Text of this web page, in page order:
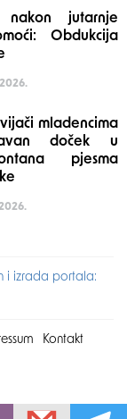
nakon jutarnje
Obdukcija
mladencima
doček u
pjesma
i izrada portala:
Kontakt